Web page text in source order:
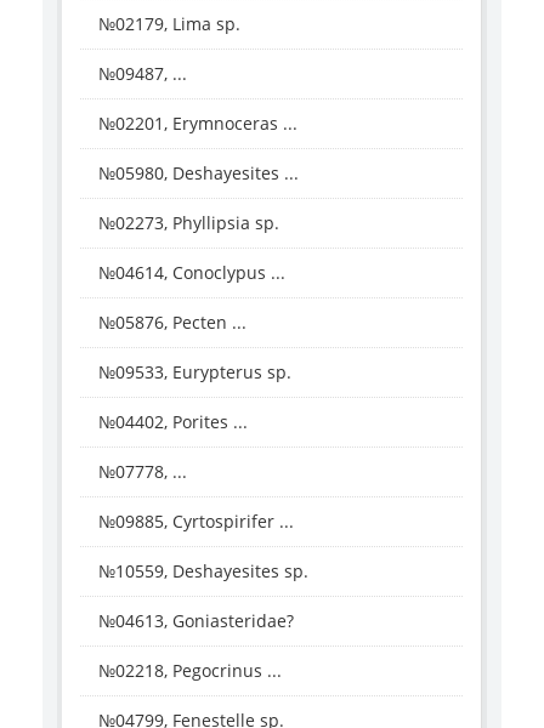
№02179, Lima sp.
№09487, ...
№02201, Erymnoceras ...
№05980, Deshayesites ...
№02273, Phyllipsia sp.
№04614, Conoclypus ...
№05876, Pecten ...
№09533, Eurypterus sp.
№04402, Porites ...
№07778, ...
№09885, Cyrtospirifer ...
№10559, Deshayesites sp.
№04613, Goniasteridae?
№02218, Pegocrinus ...
№04799, Fenestelle sp.